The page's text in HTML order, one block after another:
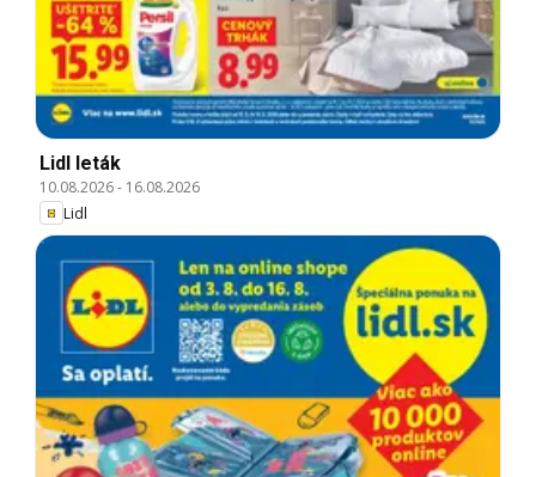
Lidl leták
10.08.2026- 16.08.2026
Lidl